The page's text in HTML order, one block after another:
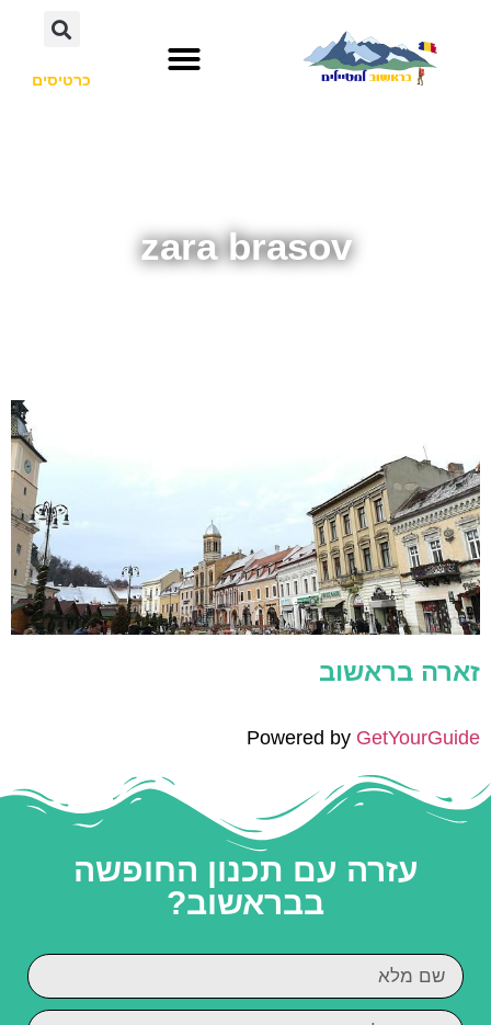
כרטיסים
zara brasov
זארה בראשוב
Powered by GetYourGuide
עזרה עם תכנון החופשה
בבראשוב?